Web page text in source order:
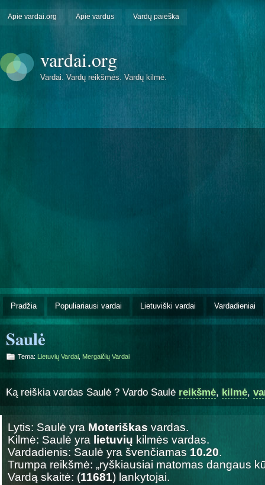
Apie vardai.org Apie vardus Vardų paieška
vardai.org
Vardai. Vardų reikšmės. Vardų kilmė.
Pradžia Populiariausi vardai Lietuviški vardai Vardadieniai
Saulė
Tema: Lietuvių Vardai Mergaičių Vardai
Ką reiškia vardas Saulė ? Vardo Saulė reikšmė, kilmė,
Lytis: Saulė yra Moteriškas vardas.
Kilmė: Saulė yra lietuvių kilmės vardas.
Vardadienis: Saulė yra švenčiamas 10.20.
Trumpa reikšmė: „ryškiausiai matomas dangaus
Vardą skaitė: (11681) lankytojai.